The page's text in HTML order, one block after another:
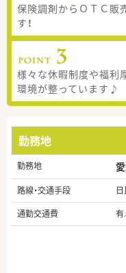
保険調剤からＯＴＣ販
す！
様々な休暇制度や福利
環境が整っています♪
勤務地
勤務地
路線・交通手段
通勤交通費
有